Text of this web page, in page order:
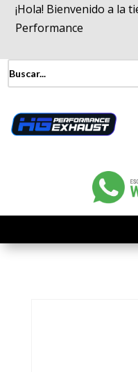
¡Hola! Bienvenido a la
Performance